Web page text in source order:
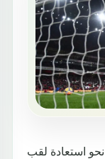
استعادة لقب